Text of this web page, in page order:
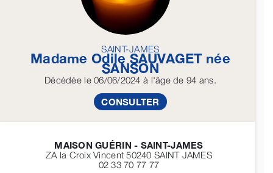
SAINT-JAMES
Madame Odile SAUVAGETnée
SANSON
Décédéele 06/06/2024 à l'âge de 94 ans.
CONSULTER
MAISON GUÉRIN - SAINT-JAMES
ZA la Croix Vincent 50240 SAINT JAMES
02 33 70 77 77